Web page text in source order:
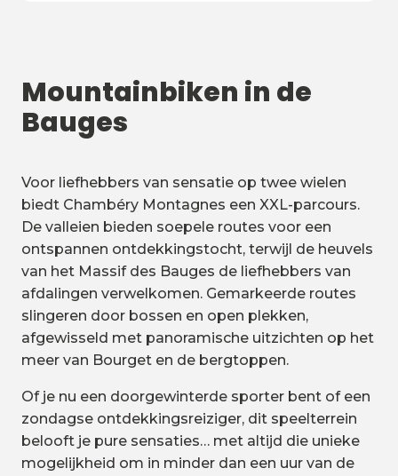
Mountainbiken in de
Bauges
Voor liefhebbers van sensatie op twee wielen
biedt Chambéry Montagnes een XXL-parcours.
De valleien bieden soepele routes voor een
ontspannen ontdekkingstocht, terwijl de heuvels
van het Massif des Bauges de liefhebbers van
afdalingen verwelkomen. Gemarkeerde routes
slingeren door bossen en open plekken,
afgewisseld met panoramische uitzichten op het
meer van Bourget en de bergtoppen.
Of je nu een doorgewinterde sporter bent of een
zondagse ontdekkingsreiziger, dit speelterrein
belooft je pure sensaties… met altijd die unieke
mogelijkheid om in minder dan een uur van de